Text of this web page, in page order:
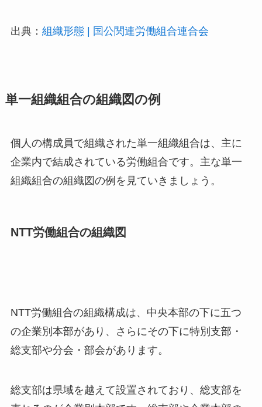
出典： 組織形態 | 国公関連労働組合連合会
単一組織組合の組織図の例
個人の構成員で組織された単一組織組合は、主に
企業内で結成されている労働組合です。主な単一
組織組合の組織図の例を見ていきましょう。
NTT労働組合の組織図
NTT労働組合の組織構成は、中央本部の下に五つ
の企業別本部があり、さらにその下に特別支部・
総支部や分会・部会があります。
総支部は県域を越えて設置されており、総支部を